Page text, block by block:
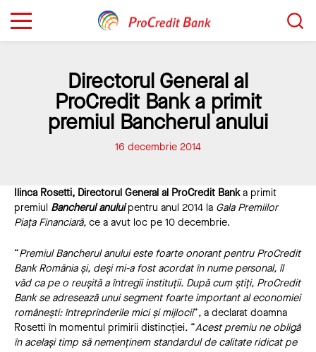
Directorul General al
ProCredit Bank a primit
premiul Bancherul anului
16 decembrie 2014
Ilinca Rosetti, Directorul General al ProCredit Banka primit
premiul Bancherul anuluipentru anul 2014 la Gala Premiilor
Piața Financiară, ce a avut loc pe 10 decembrie.
“Premiul Bancherul anului este foarte onorant pentru ProCredit
Bank România și, deși mi-a fost acordat în nume personal, îl
văd ca pe o reușită a întregii instituții. După cum știți, ProCredit
Bank se adresează unui segment foarte important al economiei
românești: întreprinderile mici și mijlocii“, a declarat doamna
Rosetti în momentul primirii distincției. “Acest premiu ne obligă
în același timp să nemenținem standardul de calitate ridicat pe